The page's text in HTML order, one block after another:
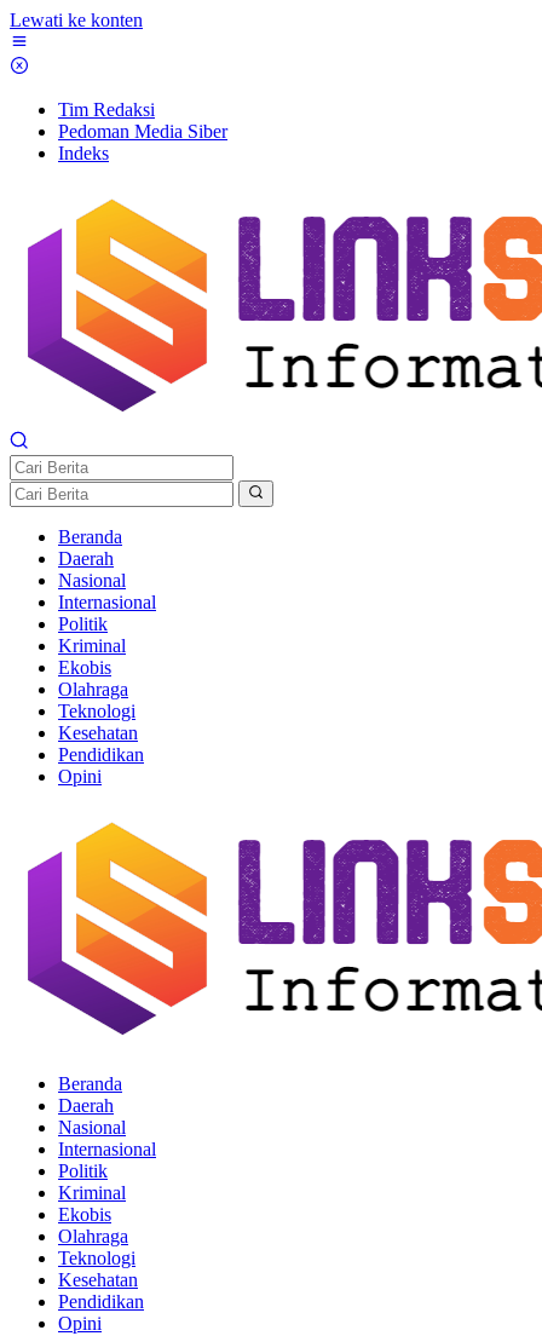
Lewati ke konten
Tim Redaksi
Pedoman Media Siber
Indeks
Beranda
Daerah
Nasional
Internasional
Politik
Kriminal
Ekobis
Olahraga
Teknologi
Kesehatan
Pendidikan
Opini
Beranda
Daerah
Nasional
Internasional
Politik
Kriminal
Ekobis
Olahraga
Teknologi
Kesehatan
Pendidikan
Opini